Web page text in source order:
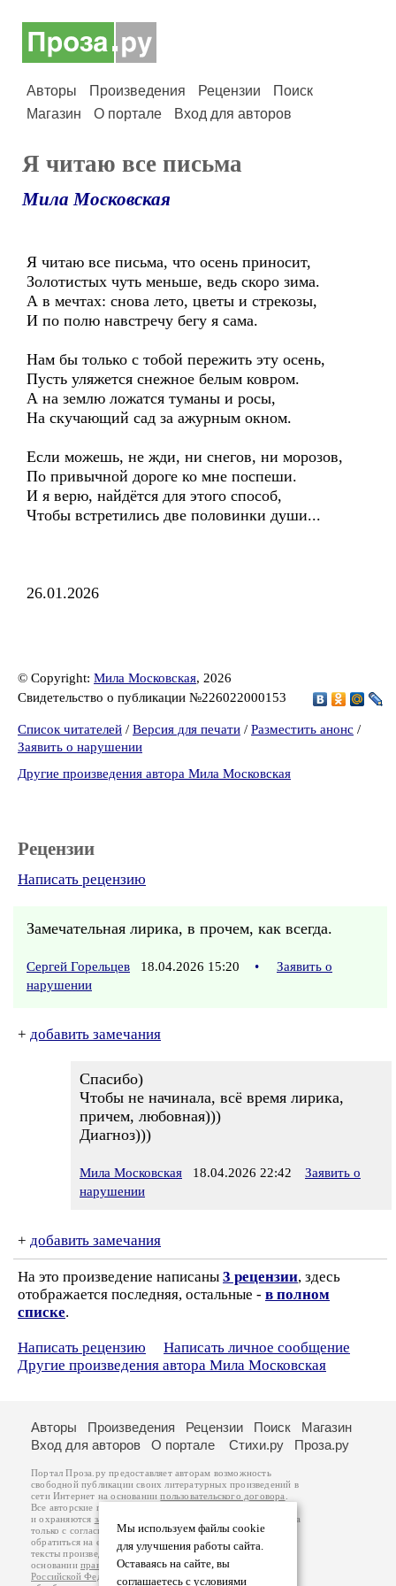
Авторы Произведения Рецензии
Поиск
Магазин
О портале Вход для авторов
Я читаю все письма
Мила Московская
Я читаю все письма, что осень приносит,
Золотистых чуть меньше, ведь скоро зима.
А в мечтах: снова лето, цветы и стрекозы,
И по полю навстречу бегу я сама.
Нам бы только с тобой пережить эту осень,
Пусть уляжется снежное белым ковром.
А на землю ложатся туманы и росы,
На скучающий сад за ажурным окном.
Если можешь, не жди, ни снегов, ни морозов,
По привычной дороге ко мне поспеши.
И я верю, найдётся для этого способ,
Чтобы встретились две половинки души...
26.01.2026
© Copyright: Мила Московская, 2026
Свидетельство о публикации №226022000153
Список читателей / Версия для печати / Разместить анонс /
Заявить о нарушении
Другие произведения автора Мила Московская
Рецензии
Написать рецензию
Замечательная лирика, в прочем, как всегда.
Сергей Горельцев 18.04.2026 15:20 •
Заявить о
нарушении
+ добавить замечания
Спасибо)
Чтобы не начинала, всё время лирика,
причем, любовная)))
Диагноз)))
Мила Московская 18.04.2026 22:42
Заявить о
нарушении
+ добавить замечания
На это произведение написаны 3 рецензии, здесь
отображается последняя, остальные - в полном
списке.
Написать рецензию
Написать личное сообщение
Другие произведения автора Мила Московская
Мы используем файлы cookie
для улучшения работы сайта.
Оставаясь на сайте, вы
соглашаетесь с условиями
Авторы Произведения Рецензии Поиск
Магазин
Вход для авторов
О портале Стихи.ру Проза.ру
Портал Проза.ру предоставляет авторам возможность
свободной публикации своих литературных произведений в
сети Интернет на основаниипользовательского договора
Все авторские права на произведения принадлежат авторам
и охраняются законом
. Перепечатка произведений возможна
только с согласия его автора, к которому вы можете
обратиться на его авторской странице. Ответственность за
тексты произведений авторы несут самостоятельно на
основанииправил публикацииизаконодательства
Российской Федерации